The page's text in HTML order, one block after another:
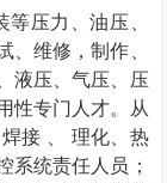
等压力、油压、
、维修，制作、
液压、气压、压
性专门人才。从
接
理化、热
系统责任人员；